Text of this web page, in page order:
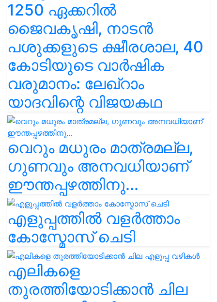
1250 ഏക്കറിൽ
ജൈവകൃഷി, നാടൻ
പശുക്കളുടെ ക്ഷീരശാല, 40
കോടിയുടെ വാർഷിക
വരുമാനം: ലേഖ്‌റാം
യാദവിന്റെ വിജയകഥ
വെറും മധുരം മാത്രമല്ല,
ഗുണവും അനവധിയാണ്
ഈന്തപ്പഴത്തിനു...
എളുപ്പത്തിൽ വളർത്താം
കോസ്മോസ് ചെടി
എലികളെ
തുരത്തിയോടിക്കാൻ ചില